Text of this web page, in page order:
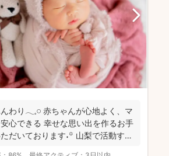
わり𓂃𓈒𓏸 赤ちゃんが心地よく、マ
心できる 幸せな思い出を作るお手
だいております˖꙳ 山梨で活動す